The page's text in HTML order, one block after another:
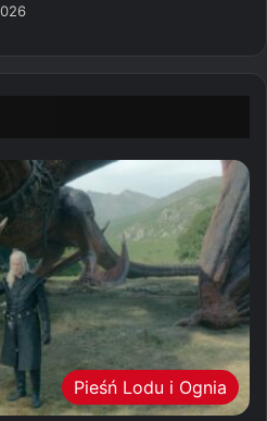
Pieśń Lodu i Ognia